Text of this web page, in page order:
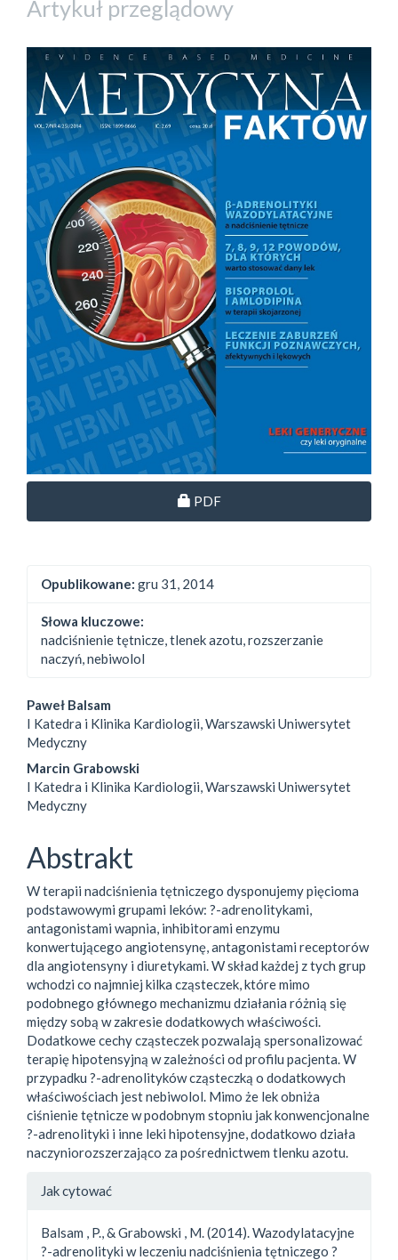
Artykuł przeglądowy
Dostęp przez subskrypcję
PDF
Opublikowane: gru 31, 2014
Słowa kluczowe:
nadciśnienie tętnicze, tlenek azotu, rozszerzanie
naczyń, nebiwolol
Paweł Balsam
I Katedra i Klinika Kardiologii, Warszawski Uniwersytet
Medyczny
Marcin Grabowski
I Katedra i Klinika Kardiologii, Warszawski Uniwersytet
Medyczny
Abstrakt
W terapii nadciśnienia tętniczego dysponujemy pięcioma
podstawowymi grupami leków: ?-adrenolitykami,
antagonistami wapnia, inhibitorami enzymu
konwertującego angiotensynę, antagonistami receptorów
dla angiotensyny i diuretykami. W skład każdej z tych grup
wchodzi co najmniej kilka cząsteczek, które mimo
podobnego głównego mechanizmu działania różnią się
między sobą w zakresie dodatkowych właściwości.
Dodatkowe cechy cząsteczek pozwalają spersonalizować
terapię hipotensyjną w zależności od profilu pacjenta. W
przypadku ?-adrenolityków cząsteczką o dodatkowych
właściwościach jest nebiwolol. Mimo że lek obniża
ciśnienie tętnicze w podobnym stopniu jak konwencjonalne
?-adrenolityki i inne leki hipotensyjne, dodatkowo działa
naczyniorozszerzająco za pośrednictwem tlenku azotu.
Jak cytować
Balsam , P., & Grabowski , M. (2014). Wazodylatacyjne
?-adrenolityki w leczeniu nadciśnienia tętniczego ?